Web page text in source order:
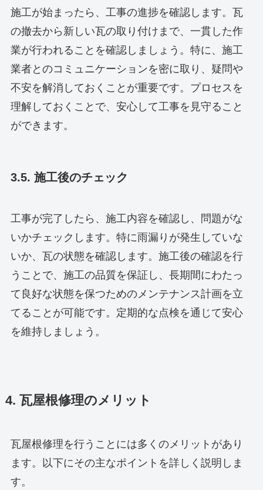
施工が始まったら、工事の進捗を確認します。瓦
の撤去から新しい瓦の取り付けまで、一貫した作
業が行われることを確認しましょう。特に、施工
業者とのコミュニケーションを密に取り、疑問や
不安を解消しておくことが重要です。プロセスを
理解しておくことで、安心して工事を見守ること
ができます。
3.5. 施工後のチェック
工事が完了したら、施工内容を確認し、問題がな
いかチェックします。特に雨漏りが発生していな
いか、瓦の状態を確認します。施工後の確認を行
うことで、施工の品質を保証し、長期間にわたっ
て良好な状態を保つためのメンテナンス計画を立
てることが可能です。定期的な点検を通じて安心
を維持しましょう。
4. 瓦屋根修理のメリット
瓦屋根修理を行うことには多くのメリットがあり
ます。以下にその主なポイントを詳しく説明しま
す。